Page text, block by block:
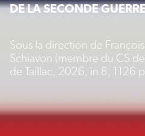
DE LA SECONDE
Sous la direction de
Schiavon (membre du CS
de Taillac, 2026, in 8, 1126